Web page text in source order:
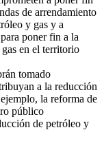
de arrendamiento
y gas y a
poner fin a la
en el territorio
tomado
a la reducción
la reforma de
público
de petróleo y